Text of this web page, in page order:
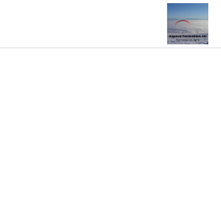
تخطى إلى المحتوى الرئيسي